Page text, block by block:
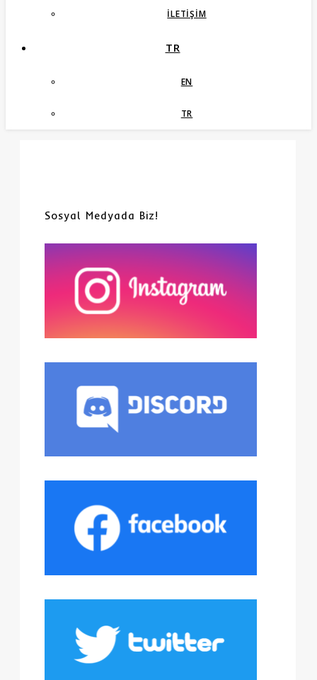
İLETIŞIM
TR
EN
TR
Sosyal Medyada Biz!